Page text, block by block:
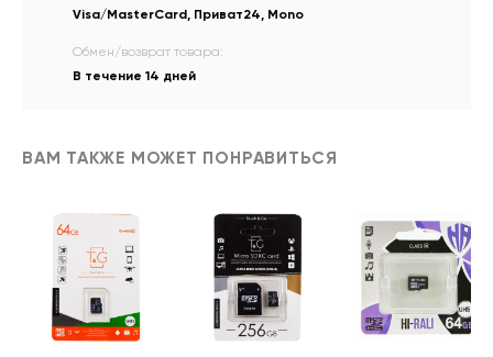
Visa/MasterCard, Приват24, Mono
Обмен/возврат товара:
В течение 14 дней
ВАМ ТАКЖЕ МОЖЕТ ПОНРАВИТЬСЯ